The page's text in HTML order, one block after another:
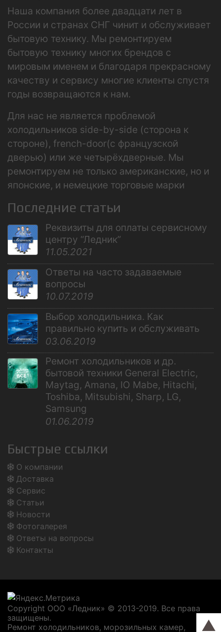
Наша компания более двадцати лет в
России и странах СНГ чинит и обслуживает
бытовую технику. Мы ремонтируем
бытовую технику многих брендов с
мировым именем и благодаря прекрасному
качеству и сервису многие клиенты спустя
годы возвращаются к нам.
Для нас не является проблемой
холодильников side-by-side (сторона к
стороне), french-door(с французской
дверью) или же четырёхдверные. Мы
ремонтируем не только американские, но и
японские, и немецкие торговые марки
Последние статьи
Реквизиты для оплаты сервисному
центру “Ледник”
11.05.2021
Ответы на часто задаваемые
вопросы
10.07.2019
Выбор холодильника. Как
правильно купить и обслуживать
03.06.2019
Ремонт холодильников и др.
бытовой техники General Electric,
Maytag, Amana, IO Mabe, Hitachi,
Toshiba, Mitsubishi, Sharp, LG,
Samsung
01.06.2019
Быстрые ссылки
О компании
Доставка
Сервис
Статьи
Новости
Фотогалерея
Ответы на вопросы
Контакты
Copyright ООО «Ледник» © 2013-2019. Все права
защищены.
Ремонт холодильников, морозильных камер,
▲